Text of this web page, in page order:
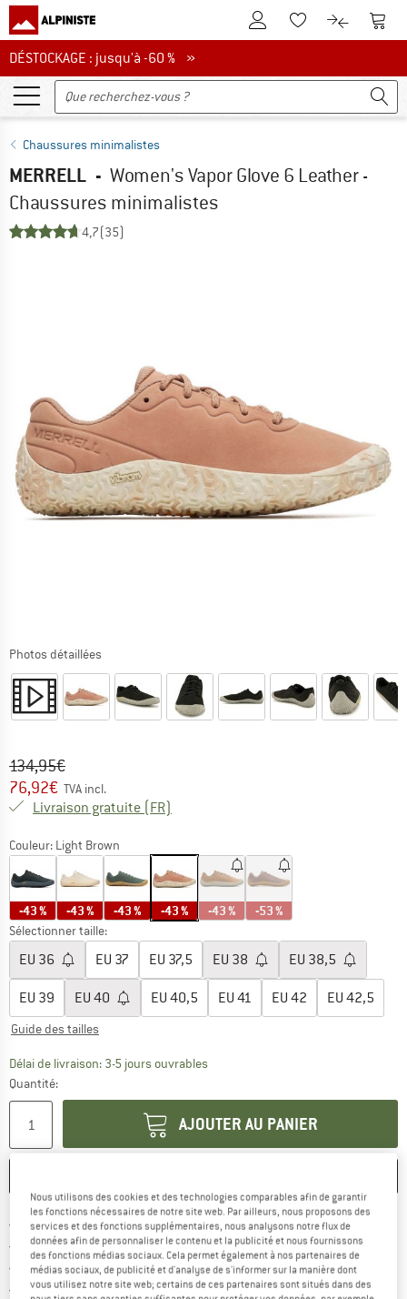
Vers le compte client
Vers la liste
Vers le
DÉSTOCKAGE : jusqu'à -60 %
DÉSTOCKAGE : jusqu'à -60 % »
Chaussures minimalistes
MERRELL - Women's Vapor Glove 6 Leather -
Chaussures minimalistes
4,7(35)
Photos détaillées
Prix initial :
134,95€
Prix:
76,92€ TVA incl.
Livraison gratuite (FR)
Couleur: Light Brown
-43 % -43 % -43 % -43 % -43 % -53 %
Sélectionner taille:
EU 36 EU 37 EU 37,5 EU 38 EU 38,5
EU 39 EU 40 EU 40,5 EU 41 EU 42 EU 42,5
Guide des tailles
Délai de livraison: 3-5 jours ouvrablesLe lien s'ouvre dans une boîte
Quantité:
AJOUTER AU PANIER
Livraison gratuite dès 69 € (FR)Trouve les infos sur la
Droit de retour de 100 joursTrouve les informations de
> 4 000 000 clients satisfaits
Tous les articles disponibles
Nous utilisons des cookies et des technologies comparables afin de garantir
les fonctions nécessaires de notre site web. Par ailleurs, nous proposons des
services et des fonctions supplémentaires, nous analysons notre flux de
données afin de personnaliser le contenu et la publicité et nous fournissons
des fonctions médias sociaux. Cela permet également à nos partenaires de
médias sociaux, de publicité et d'analyse de s'informer sur la manière dont
vous utilisez notre site web; certains de ces partenaires sont situés dans des